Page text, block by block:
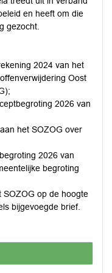
en heeft om die
gezocht.
2024 van het
Oost
2026 van
het SOZOG over
2026 van
begroting
SOZOG op de hoogte
bijgevoegde brief.